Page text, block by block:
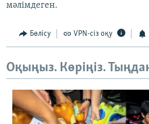
мәлімдеген.
Бөлісу VPN-сіз оқу
Оқыңыз. Көріңіз.